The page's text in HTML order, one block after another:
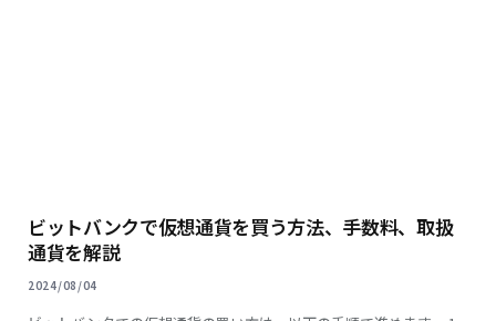
ビットバンクで仮想通貨を買う方法、手数料、取扱
通貨を解説
2024/08/04